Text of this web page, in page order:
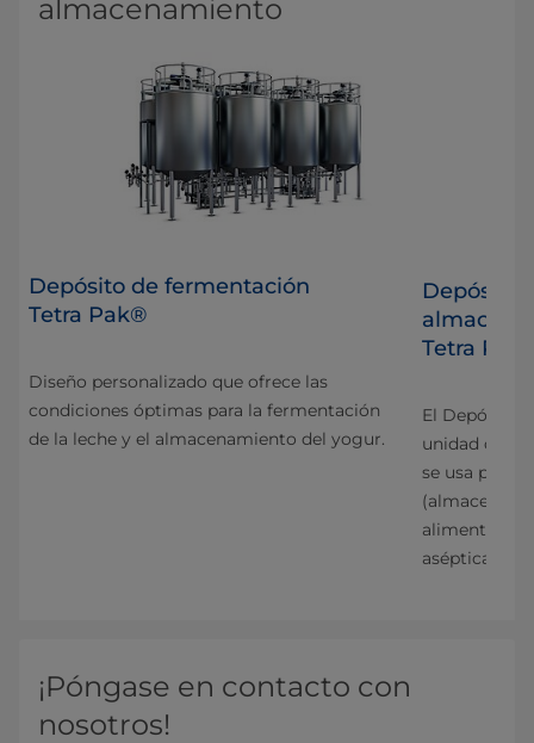
almacenamiento
Depósito de fermentación
Tetra Pak®
Diseño personalizado que ofrece las
condiciones óptimas para la fermentación
de la leche y el almacenamiento del yogur.
Depósito
Tetra
El Depósito
unidad
se usa para
alimentarios
asépticas.
¡Póngase en contacto con
nosotros!